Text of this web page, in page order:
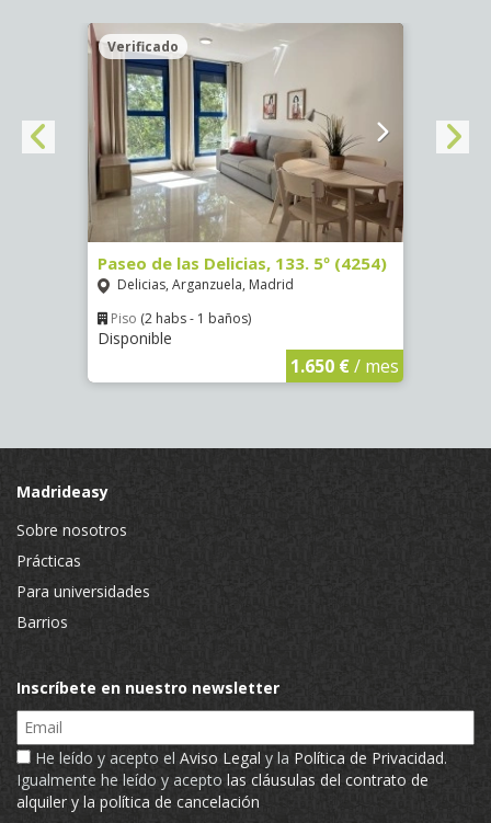
Verificado
Paseo de las Delicias, 133. 5º (4254)
Delicias, Arganzuela, Madrid
Piso (2 habs - 1 baños)
Disponible
1.650 €/ mes
Madrideasy
Sobre nosotros
Prácticas
Para universidades
Barrios
Inscríbete en nuestro newsletter
Email
He leído y acepto el Aviso Legal y la Política de Privacidad.
Igualmente he leído y acepto las cláusulas del contrato de
alquiler y la política de cancelación